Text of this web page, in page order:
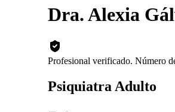
Dra. Alexia
Profesional verificado. Número
Psiquiatra Adulto